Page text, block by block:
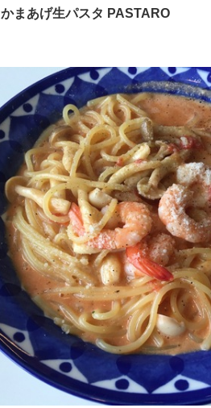
かまあげ生パスタ PASTARO